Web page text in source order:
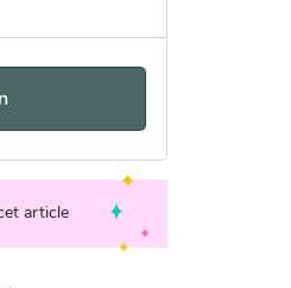
article